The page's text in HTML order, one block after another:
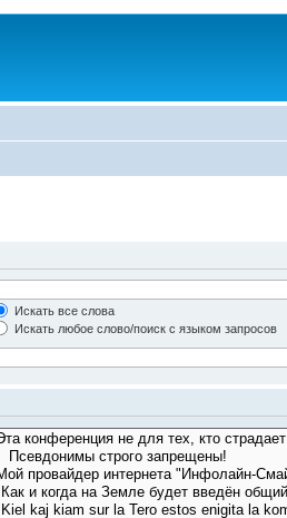
Искать все слова
Искать любое слово/поиск с языком запросов